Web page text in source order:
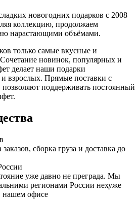
новогодних подарков с 2008
коллекцию, продолжаем
нарастающими объёмами.
только самые вкусные и
новинок, популярных и
делает наши подарки
взрослых. Прямые поставки с
поддерживать постоянный
сборка груза и доставка до
уже давно не преграда. Мы
регионами России нехуже
нашем офисе